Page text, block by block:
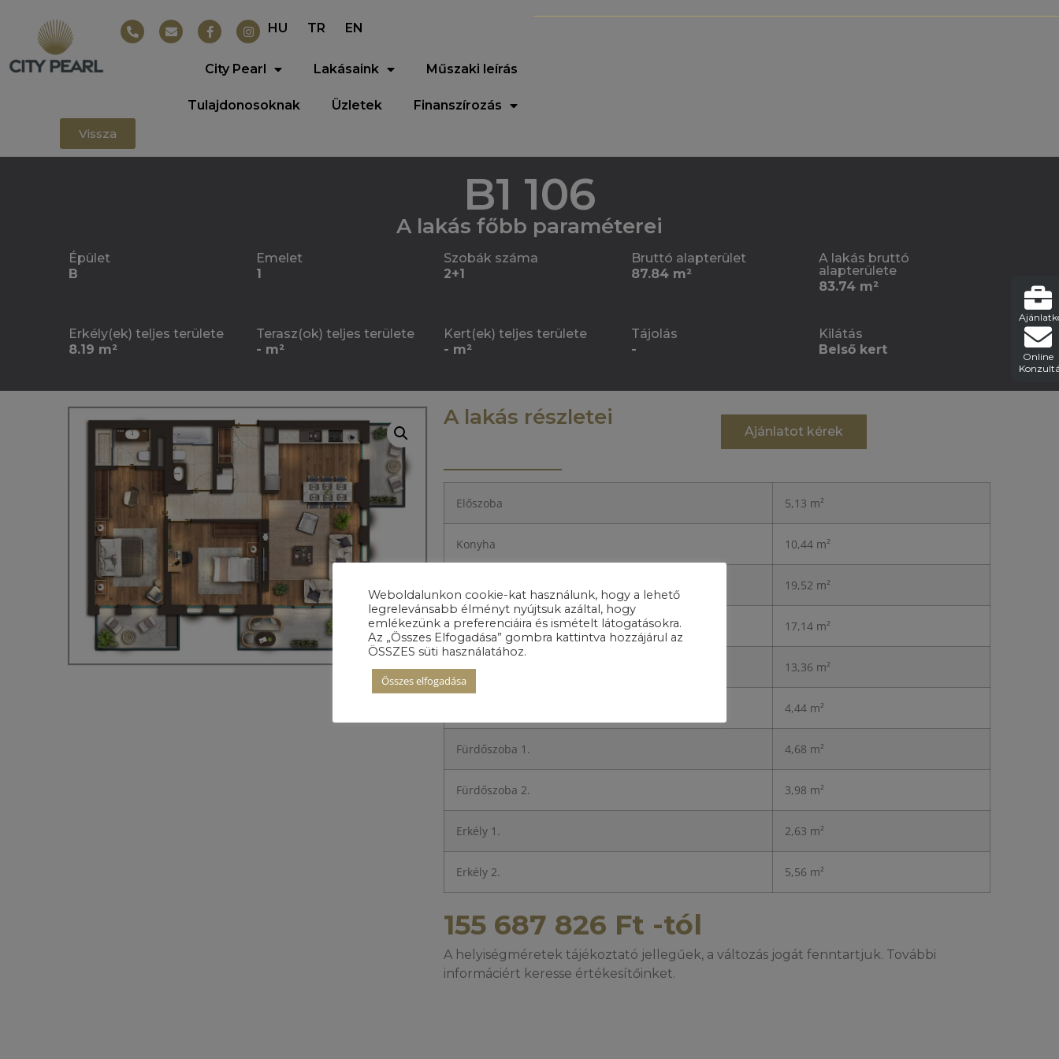
HU TR EN
City Pearl Lakásaink Műszaki leírás
Tulajdonosoknak Üzletek Finanszírozás
Online
Vissza
B1 106
A lakás főbb paraméterei
Épület
B
Emelet
1
Szobák száma
2+1
Bruttó alapterület
87.84 m²
A lakás bruttó
alapterülete
83.74 m²
Erkély(ek) teljes területe
8.19 m²
Terasz(ok) teljes területe
- m²
Kert(ek) teljes területe
- m²
Tájolás
-
Kilátás
Belső kert
A lakás részletei
Ajánlatot kérek
Előszoba 5,13 m²
Konyha 10,44 m²
19,52 m²
Hálószoba 1. 17,14 m²
Hálószoba 2. 13,36 m²
4,44 m²
Fürdőszoba 1. 4,68 m²
Fürdőszoba 2. 3,98 m²
Erkély 1. 2,63 m²
Erkély 2. 5,56 m²
155 687 826 Ft -tól
A helyiségméretek tájékoztató jellegűek, a változás jogát fenntartjuk. További
informáciért keresse értékesítőinket.
Weboldalunkon cookie-kat használunk, hogy a lehető
legrelevánsabb élményt nyújtsuk azáltal, hogy
emlékezünk a preferenciáira és ismételt látogatásokra.
Az „Összes Elfogadása” gombra kattintva hozzájárul az
ÖSSZES süti használatához.
Összes elfogadása